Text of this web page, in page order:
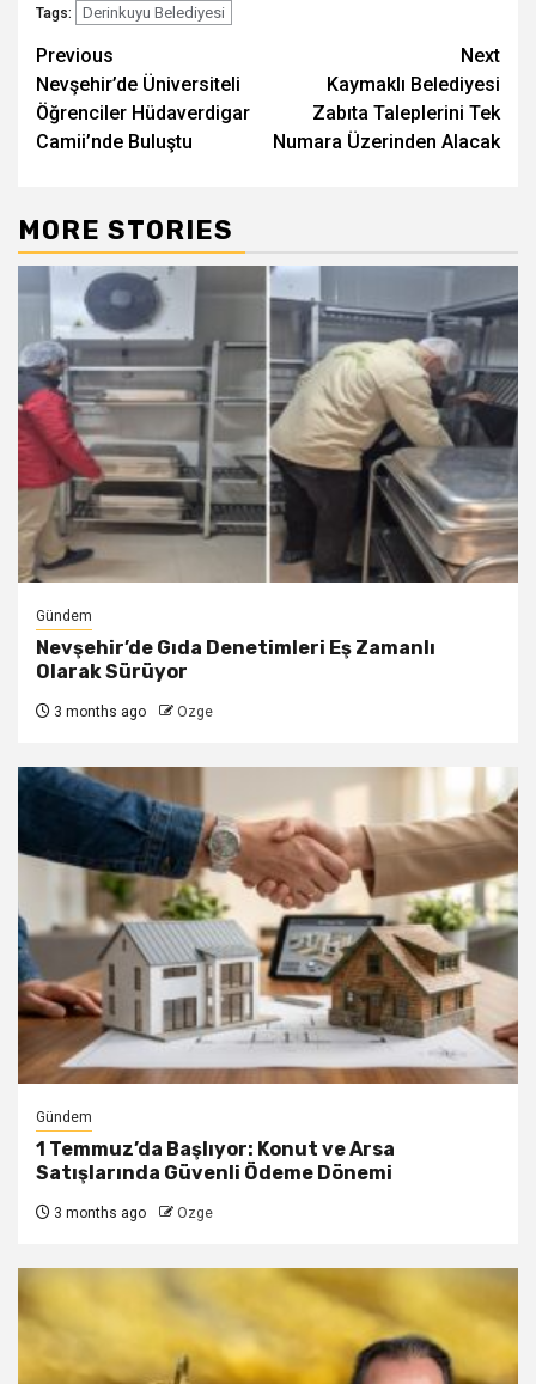
Tags: Derinkuyu Belediyesi
Post
navigation
Previous
Nevşehir’de Üniversiteli
Öğrenciler Hüdaverdigar
Camii’nde Buluştu
Next
Kaymaklı Belediyesi
Zabıta Taleplerini Tek
Numara Üzerinden Alacak
MORE STORIES
Gündem
Nevşehir’de Gıda Denetimleri Eş Zamanlı
Olarak Sürüyor
3 months ago Ozge
Gündem
1 Temmuz’da Başlıyor: Konut ve Arsa
Satışlarında Güvenli Ödeme Dönemi
3 months ago Ozge